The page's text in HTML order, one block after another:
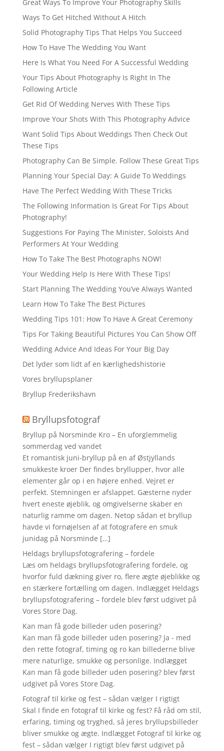
Great Ways To Improve Your Photography Skills
Ways To Get Hitched Without A Hitch
Solid Photography Tips That Helps You Succeed
How To Have The Wedding You Want
Here Is What You Need For A Successful Wedding
Your Tips About Photography Is Right In The
Following Article
Get Rid Of Wedding Nerves With These Tips
Improve Your Shots With This Photography Advice
Want Solid Tips About Weddings Then Check Out
These Tips
Photography Can Be Simple. Follow These Great Tips
Planning Your Special Day: A Guide To Weddings
Have The Perfect Wedding With These Tricks
The Following Information Is Great For Tips About
Photography!
Suggestions For Paying The Minister, Soloists And
Performers At Your Wedding
How To Take The Best Photographs NOW!
Your Wedding Help Is Here With These Tips!
Start Planning The Wedding You’ve Always Wanted
Learn How To Take The Best Pictures
Wedding Tips 101: How To Have A Great Ceremony
Tips For Taking Beautiful Pictures You Can Show Off
Wedding Advice And Ideas For Your Big Day
Det lyder som lidt af en kærlighedshistorie
Vores bryllupsplaner
Bryllup Frederikshavn
Bryllupsfotograf
Bryllup på Norsminde Kro – En uforglemmelig
sommerdag ved vandet
Et romantisk juni-bryllup på en af Østjyllands
smukkeste kroer Der findes bryllupper, hvor alle
elementer går op i en højere enhed. Vejret er
perfekt. Stemningen er afslappet. Gæsterne nyder
hvert eneste øjeblik, og omgivelserne skaber en
naturlig ramme om dagen. Netop sådan et bryllup
havde vi fornøjelsen af at fotografere en smuk
junidag på Norsminde […]
Heldags bryllupsfotografering – fordele
Læs om heldags bryllupsfotografering fordele, og
hvorfor fuld dækning giver ro, flere ægte øjeblikke og
en stærkere fortælling om dagen. Indlægget Heldags
bryllupsfotografering – fordele blev først udgivet på
Vores Store Dag.
Kan man få gode billeder uden posering?
Kan man få gode billeder uden posering? Ja - med
den rette fotograf, timing og ro kan billederne blive
mere naturlige, smukke og personlige. Indlægget
Kan man få gode billeder uden posering? blev først
udgivet på Vores Store Dag.
Fotograf til kirke og fest – sådan vælger I rigtigt
Skal I finde en fotograf til kirke og fest? Få råd om stil,
erfaring, timing og tryghed, så jeres bryllupsbilleder
bliver smukke og ægte. Indlægget Fotograf til kirke og
fest – sådan vælger I rigtigt blev først udgivet på